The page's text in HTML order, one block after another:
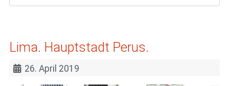
Lima. Hauptstadt Perus.
26. April 2019